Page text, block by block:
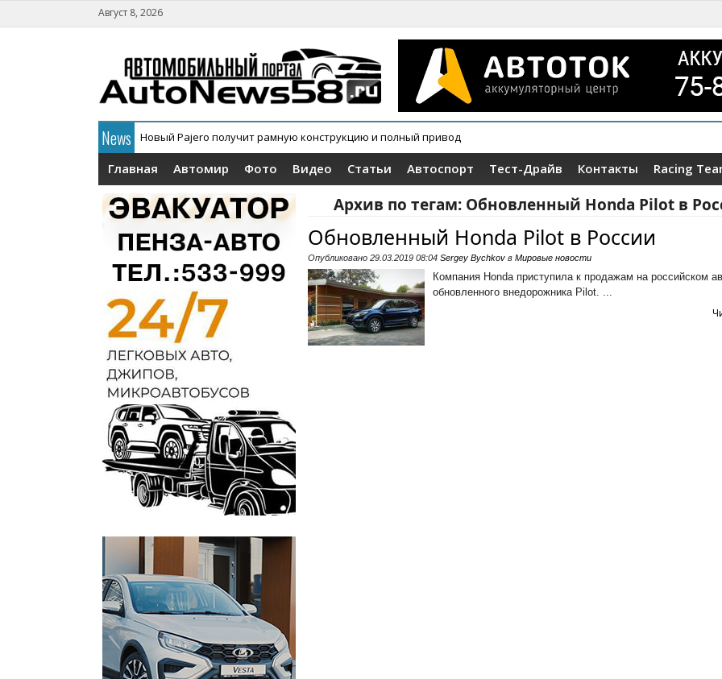
Август 8, 2026
News Новый Pajero получит рамную конструкцию и полный привод
Главная Автомир Фото Видео Статьи Автоспорт Тест-Драйв Контакты Racing
Архив по тегам: Обновленный Honda Pilot в
Обновленный Honda Pilot в России
Опубликовано 29.03.2019 08:04 Sergey Bychkov в Мировые новости
Компания Honda приступила к продажам на российском
обновленного внедорожника Pilot. ...